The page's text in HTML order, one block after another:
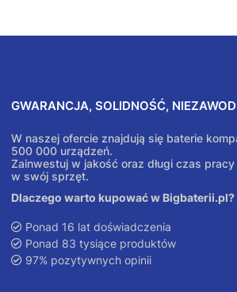
GWARANCJA, SOLIDNOŚĆ,
W naszej ofercie znajdują się baterie
500 000 urządzeń.
Zainwestuj w jakość oraz długi czas
w swój sprzęt.
Dlaczego warto kupować w Bigbaterii.pl?
Ponad 16 lat doświadczenia
Ponad 83 tysiące produktów
97% pozytywnych opinii